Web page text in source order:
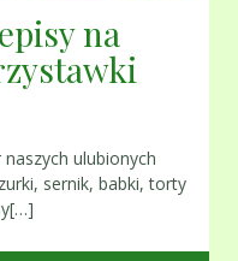
na
ulubionych
sernik, babki, torty